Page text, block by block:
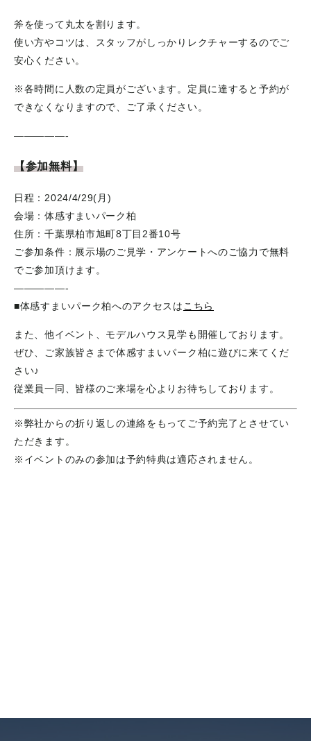
斧を使って丸太を割ります。
使い方やコツは、スタッフがしっかりレクチャーするのでご
安心ください。
※各時間に人数の定員がございます。定員に達すると予約が
できなくなりますので、ご了承ください。
—————-
【参加無料】
日程：2024/4/29(月)
会場：体感すまいパーク柏
住所：千葉県柏市旭町8丁目2番10号
ご参加条件：展示場のご見学・アンケートへのご協力で無料
でご参加頂けます。
—————-
■体感すまいパーク柏へのアクセスは こちら
また、他イベント、モデルハウス見学も開催しております。
ぜひ、ご家族皆さまで体感すまいパーク柏に遊びに来てくだ
さい♪
従業員一同、皆様のご来場を心よりお待ちしております。
※弊社からの折り返しの連絡をもってご予約完了とさせてい
ただきます。
※イベントのみの参加は予約特典は適応されません。